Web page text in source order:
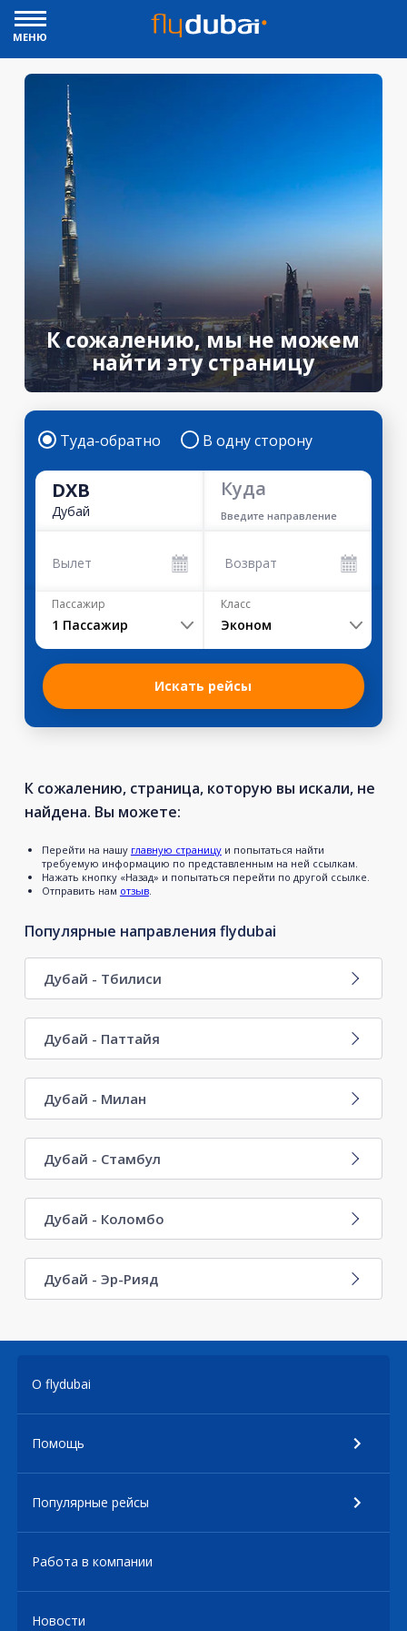
МЕНЮ
К сожалению, мы не можем
найти эту страницу
Туда-обратно В одну сторону
DXB
Дубай
Куда
Введите направление
Вылет Возврат
Пассажир
1 Пассажир
Класс
Эконом
Искать рейсы
К сожалению, страница, которую вы искали, не
найдена. Вы можете:
Перейти на нашу главную страницуи попытаться найти
требуемую информацию по представленным на ней ссылкам.
Нажать кнопку «Назад» и попытаться перейти по другой ссылке.
Отправить нам отзыв.
Популярные направления flydubai
Дубай - Тбилиси
Дубай - Паттайя
Дубай - Милан
Дубай - Стамбул
Дубай - Коломбо
Дубай - Эр-Рияд
О flydubai
Помощь
Популярные рейсы
Работа в компании
Новости